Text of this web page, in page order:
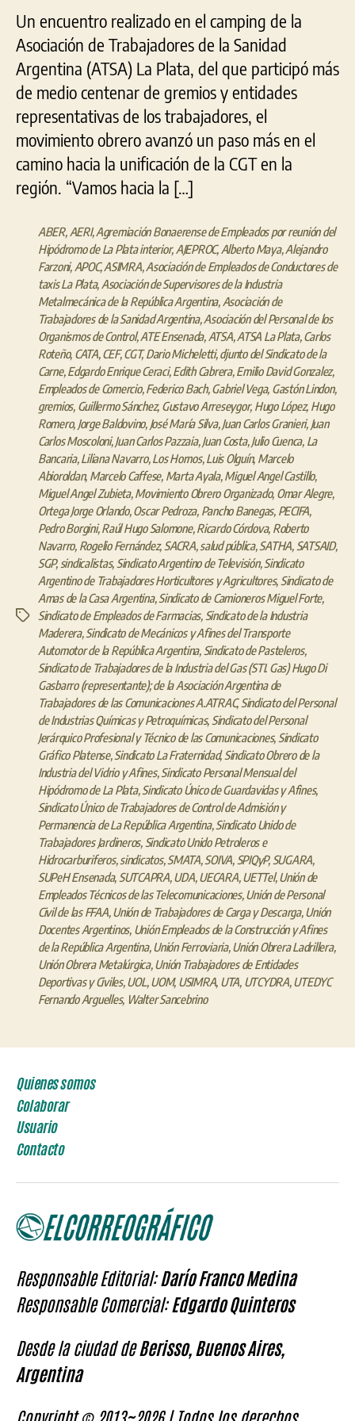
Un encuentro realizado en el camping de la
Asociación de Trabajadores de la Sanidad
Argentina (ATSA) La Plata, del que participó más
de medio centenar de gremios y entidades
representativas de los trabajadores, el
movimiento obrero avanzó un paso más en el
camino hacia la unificación de la CGT en la
región. “Vamos hacia la […]
Etiquetas
ABER, AERI,Agremiación Bonaerense de Empleados por reunión del
Hipódromo de La Plata interior, AJEPROC, Alberto Maya,Alejandro
Farzoni, APOC,ASIMRA,Asociación de Empleados de Conductores de
taxis La Plata, Asociación de Supervisores de la Industria
Metalmecánica de la República Argentina, Asociación de
Trabajadores de la Sanidad Argentina,Asociación del Personal de los
Organismos de Control,ATE Ensenada, ATSA,ATSA La Plata,Carlos
Roteño, CATA,CEF,CGT,Dario Micheletti,djunto del Sindicato de la
Carne,Edgardo Enrique Ceraci,Edith Cabrera,Emilio David Gonzalez,
Empleados de Comercio,Federico Bach,Gabriel Vega, Gastón Lindon,
gremios, Guillermo Sánchez, Gustavo Arreseygor, Hugo López, Hugo
Romero, Jorge Baldovino, José María Silva,Juan Carlos Granieri, Juan
Carlos Moscoloni,Juan Carlos Pazzaia,Juan Costa,Julio Cuenca, La
Bancaria,Liliana Navarro,Los Hornos,Luis Olguín, Marcelo
Abioroldan, Marcelo Caffese, Marta Ayala,Miguel Angel Castillo,
Miguel Angel Zubieta,Movimiento Obrero Organizado, Omar Alegre,
Ortega Jorge Orlando,Oscar Pedroza, Pancho Banegas, PECIFA,
Pedro Borgini,Raúl Hugo Salomone,Ricardo Córdova, Roberto
Navarro, Rogelio Fernández, SACRA,salud pública,SATHA, SATSAID,
SGP, sindicalistas, Sindicato Argentino de Televisión,Sindicato
Argentino de Trabajadores Horticultores y Agricultores, Sindicato de
Amas de la Casa Argentina,Sindicato de Camioneros Miguel Forte,
Sindicato de Empleados de Farmacias, Sindicato de la Industria
Maderera,Sindicato de Mecánicos y Afines del Transporte
Automotor de la República Argentina, Sindicato de Pasteleros,
Sindicato de Trabajadores de la Industria del Gas (STI. Gas) Hugo Di
Gasbarro (representante); de la Asociación Argentina de
Trabajadores de las Comunicaciones A.ATRAC,Sindicato del Personal
de Industrias Químicas y Petroquímicas, Sindicato del Personal
Jerárquico Profesional y Técnico de las Comunicaciones, Sindicato
Gráfico Platense,Sindicato La Fraternidad,Sindicato Obrero de la
Industria del Vidrio y Afines,Sindicato Personal Mensual del
Hipódromo de La Plata,Sindicato Único de Guardavidas y Afines,
Sindicato Único de Trabajadores de Control de Admisión y
Permanencia de La República Argentina,Sindicato Unido de
Trabajadores Jardineros, Sindicato Unido Petroleros e
Hidrocarburiferos,sindicatos,SMATA,SOIVA, SPIQyP, SUGARA,
SUPeH Ensenada, SUTCAPRA,UDA,UECARA,UETTel,Unión de
Empleados Técnicos de las Telecomunicaciones,Unión de Personal
Civil de las FFAA,Unión de Trabajadores de Carga y Descarga,Unión
Docentes Argentinos, Unión Empleados de la Construcción y Afines
de la República Argentina,Unión Ferroviaria,Unión Obrera Ladrillera,
Unión Obrera Metalúrgica,Unión Trabajadores de Entidades
Deportivas y Civiles,UOL,UOM, USIMRA, UTA, UTCYDRA,UTEDYC
Fernando Arguelles, Walter Sancebrino
Quienes somos
Colaborar
Usuario
Contacto
Responsable Editorial:Darío Franco Medina
Responsable Comercial:Edgardo Quinteros
Desde la ciudad deBerisso, Buenos Aires,
Argentina